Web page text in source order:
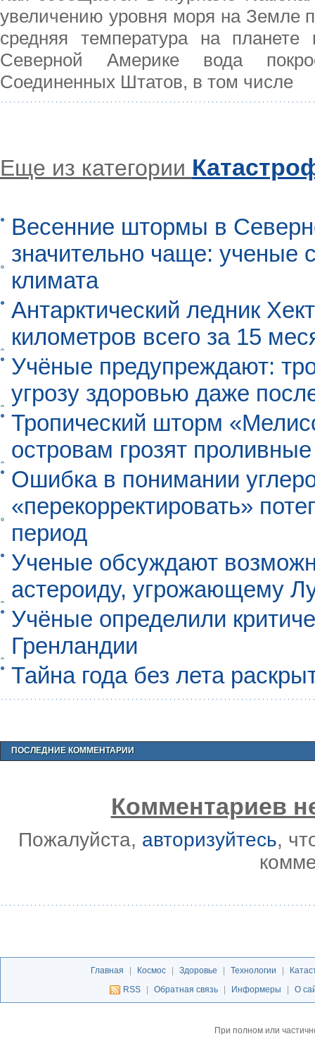
увеличению уровня моря на Земле
средняя температура на
Северной Америке вода
Соединенных Штатов, в том числе
Еще из категории
Весенние штормы в
значительно чаще: ученые
климата
Антарктический ледник
километров всего за 15
Учёные предупреждают:
угрозу здоровью даже
Тропический шторм
островам грозят
Ошибка в понимании
«перекорректировать»
период
Ученые обсуждают
астероиду, угрожающему
Учёные определили
Гренландии
Тайна года без лета
ПОСЛЕДНИЕ КОММЕНТАРИИ
Комментариев
Пожалуйста, авторизуйтесь,
Главная Космос Здоровье Технологии
RSS
Обратная связь Информеры О
При полном или